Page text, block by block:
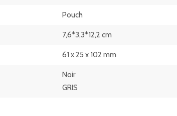
Pouch
7,6*3,3*12,2 cm
61 x 25 x 102 mm
Noir
GRIS